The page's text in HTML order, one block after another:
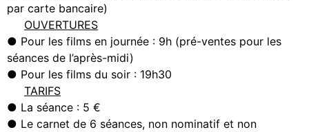
par carte bancaire)
OUVERTURES
● Pour les films en journée : 9h (pré-ventes pour les
séances de l’après-midi)
● Pour les films du soir : 19h30
TARIFS
● La séance : 5 €
● Le carnet de 6 séances, non nominatif et non